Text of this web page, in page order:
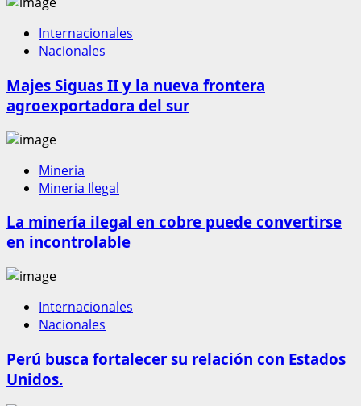
Internacionales
Nacionales
Majes Siguas II y la nueva frontera
agroexportadora del sur
Mineria
Mineria Ilegal
La minería ilegal en cobre puede convertirse
en incontrolable
Internacionales
Nacionales
Perú busca fortalecer su relación con Estados
Unidos.